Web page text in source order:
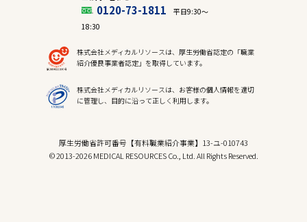
0120-73-1811
平日9:30〜
18:30
株式会社メディカルリソースは、厚生労働省認定の「職業
紹介優良事業者認定」を取得しています。
株式会社メディカルリソースは、お客様の個人情報を適切
に管理し、目的に沿って正しく利用します。
厚生労働省許可番号【有料職業紹介事業】13-ユ-010743
© 2013-2026 MEDICAL RESOURCES Co., Ltd. All Rights Reserved.